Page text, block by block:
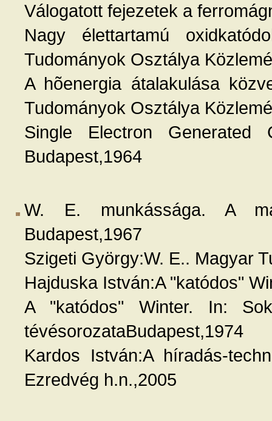
Válogatott fejezetek a
Nagy élettartamú
Tudományok Osztálya
A hõenergia átalakulása
Tudományok Osztálya
Single Electron
Budapest,1964
W. E. munkássága. A
Budapest,1967
Szigeti György:W. E.. Magyar
Hajduska István:A "katódos"
A "katódos" Winter. In:
tévésorozataBudapest,1974
Kardos István:A híradás-
Ezredvég h.n.,2005